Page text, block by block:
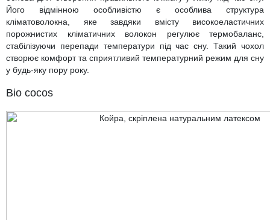
Його відмінною особливістю є особлива структура
кліматоволокна, яке завдяки вмісту високоеластичних
порожнистих кліматичних волокон регулює термобаланс,
стабілізуючи перепади температури під час сну. Такий чохол
створює комфорт та сприятливий температурний режим для сну
у будь-яку пору року.
Bio cocos